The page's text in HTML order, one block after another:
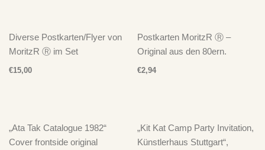
Diverse Postkarten/Flyer von
MoritzR Ⓡ im Set
€15,00
Postkarten MoritzR Ⓡ –
Original aus den 80ern.
€2,94
„Ata Tak Catalogue 1982“
Cover frontside original
„Kit Kat Camp Party Invitation,
Künstlerhaus Stuttgart“,